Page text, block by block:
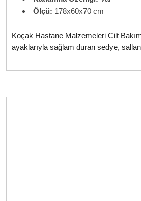
Ölçü: 178x60x70 cm
Koçak Hastane Malzemeleri Cilt
ayaklarıyla sağlam duran sedye,